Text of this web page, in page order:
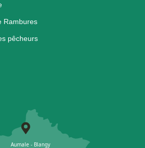
Rambures
pêcheurs